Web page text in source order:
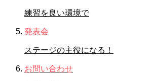
練習を良い環境で
発表会
ステージの主役になる！
お問い合わせ